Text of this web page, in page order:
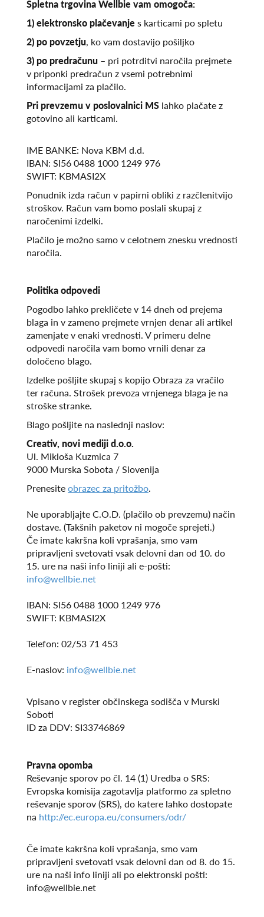
Spletna trgovina Wellbie vam omogoča:
1) elektronsko plačevanje s karticami po spletu
2) po povzetju, ko vam dostavijo pošiljko
3) po predračunu – pri potrditvi naročila prejmete
v priponki predračun z vsemi potrebnimi
informacijami za plačilo.
Pri prevzemu v poslovalnici MS lahko plačate z
gotovino ali karticami.
IME BANKE: Nova KBM d.d.
IBAN: SI56 0488 1000 1249 976
SWIFT: KBMASI2X
Ponudnik izda račun v papirni obliki z razčlenitvijo
stroškov. Račun vam bomo poslali skupaj z
naročenimi izdelki.
Plačilo je možno samo v celotnem znesku vrednosti
naročila.
Politika odpovedi
Pogodbo lahko prekličete v 14 dneh od prejema
blaga in v zameno prejmete vrnjen denar ali artikel
zamenjate v enaki vrednosti. V primeru delne
odpovedi naročila vam bomo vrnili denar za
določeno blago.
Izdelke pošljite skupaj s kopijo Obraza za vračilo
ter računa. Strošek prevoza vrnjenega blaga je na
stroške stranke.
Blago pošljite na naslednji naslov:
Creativ, novi mediji d.o.o.
Ul. Mikloša Kuzmica 7
9000 Murska Sobota / Slovenija
Prenesite obrazec za pritožbo.
Ne uporabljajte C.O.D. (plačilo ob prevzemu) način
dostave. (Takšnih paketov ni mogoče sprejeti.)
Če imate kakršna koli vprašanja, smo vam
pripravljeni svetovati vsak delovni dan od 10. do
15. ure na naši info liniji ali e-pošti:
info@wellbie.net
IBAN: SI56 0488 1000 1249 976
SWIFT: KBMASI2X
Telefon: 02/53 71 453
E-naslov: info@wellbie.net
Vpisano v register občinskega sodišča v Murski
Soboti
ID za DDV: SI33746869
Pravna opomba
Reševanje sporov po čl. 14 (1) Uredba o SRS:
Evropska komisija zagotavlja platformo za spletno
reševanje sporov (SRS), do katere lahko dostopate
na http://ec.europa.eu/consumers/odr/
Če imate kakršna koli vprašanja, smo vam
pripravljeni svetovati vsak delovni dan od 8. do 15.
ure na naši info liniji ali po elektronski pošti:
info@wellbie.net